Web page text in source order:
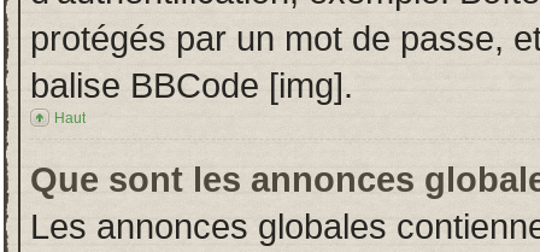
protégés par un mot de passe,
balise BBCode [img].
Haut
Que sont les annonces
Les annonces globales